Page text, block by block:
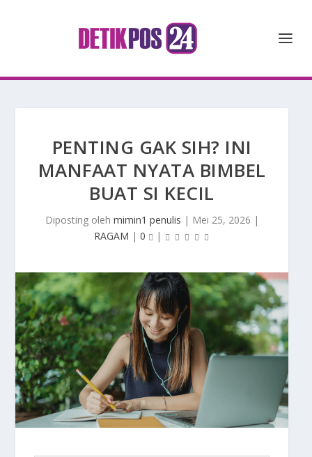
PENTING GAK SIH? INI
MANFAAT NYATA BIMBEL
BUAT SI KECIL
Diposting oleh mimin1 penulis | Mei 25, 2026 |
RAGAM | 0 |